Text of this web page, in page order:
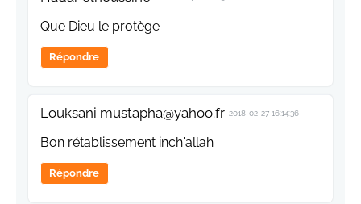
Que Dieu le protège
Répondre
Louksani mustapha@yahoo.fr 2018-02-27 16:14:36
Bon rétablissement inch'allah
Répondre